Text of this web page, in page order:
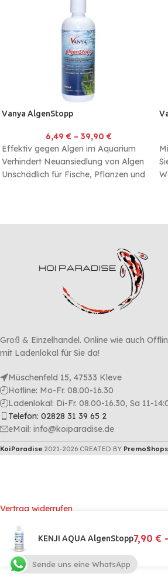
Vanya AlgenStopp
6,49 €– 39,90 €
Effektiv gegen Algen im Aquarium
Verhindert Neuansiedlung von Algen
Unschädlich für Fische, Pflanzen und
Groß & Einzelhandel. Online wie auch
mit Ladenlokal für Sie da!
Müschenfeld 15, 47533 Kleve
Hotline: Mo-Fr. 08.00-16.30
Ladenlokal: Di-Fr. 08.00-16.30, Sa 11-
Telefon: 02828 31 39 65 2
eMail: info@koiparadise.de
KoiParadise 2021-2026 CREATED BY PremoShops
KENJI AQUA AlgenStopp7,90€
Vertrag widerrufen
Sende uns eine WhatsApp